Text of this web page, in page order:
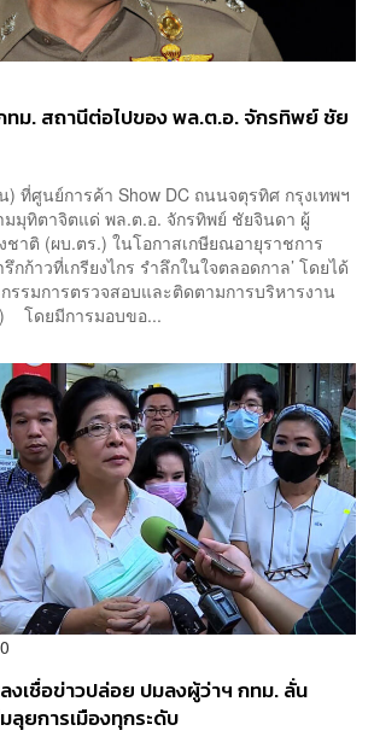
ทม. สถานีต่อไปของ พล.ต.อ. จักรทิพย์ ชัย
) ที่ศูนย์การค้า Show DC ถนนจตุรทิศ กรุงเทพฯ
มุทิตาจิตแด่ พล.ต.อ. จักรทิพย์ ชัยจินดา ผู้
าติ (ผบ.ตร.) ในโอกาสเกษียณอายุราชการ
กก้าวที่เกรียงไกร รำลึกในใจตลอดกาล’ โดยได้
รมการตรวจสอบและติดตามการบริหารงาน
โดยมีการมอบขอ...
เชื่อข่าวปล่อย ปมลงผู้ว่าฯ กทม. ลั่น
ลุยการเมืองทุกระดับ